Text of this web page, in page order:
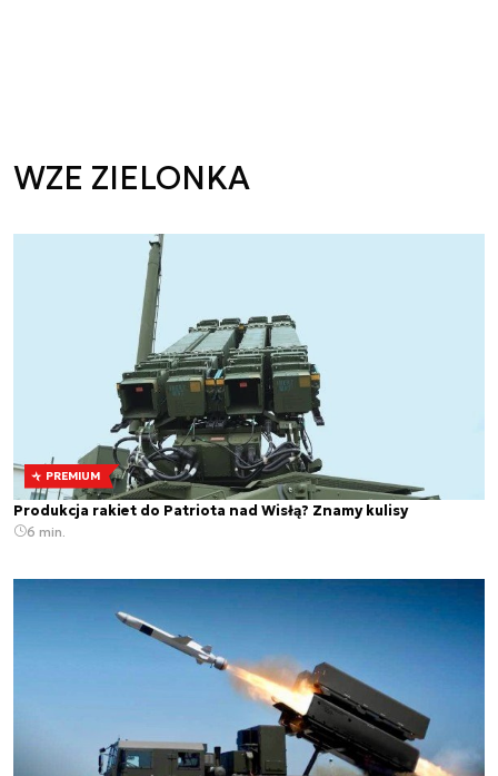
WZE ZIELONKA
PREMIUM
Produkcja rakiet do Patriota nad Wisłą? Znamy kulisy
6 min.